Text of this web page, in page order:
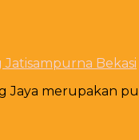
Bekasi
Jaya merupakan